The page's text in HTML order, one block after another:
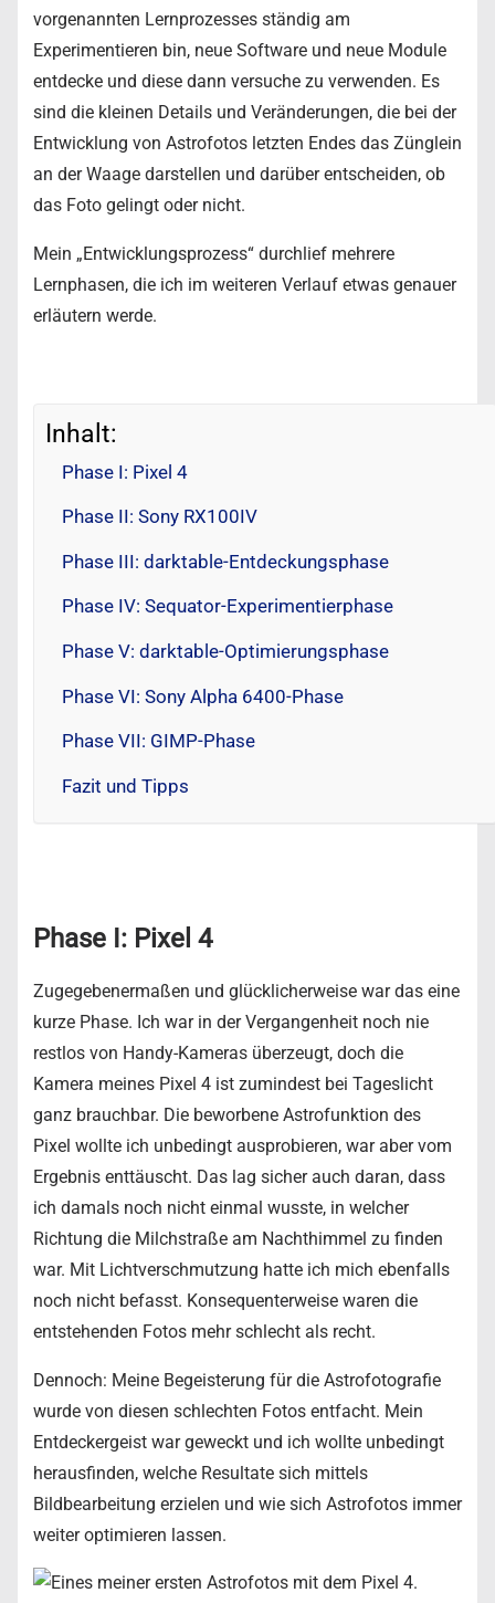
vorgenannten Lernprozesses ständig am
Experimentieren bin, neue Software und neue Module
entdecke und diese dann versuche zu verwenden. Es
sind die kleinen Details und Veränderungen, die bei der
Entwicklung von Astrofotos letzten Endes das Zünglein
an der Waage darstellen und darüber entscheiden, ob
das Foto gelingt oder nicht.
Mein „Entwicklungsprozess“ durchlief mehrere
Lernphasen, die ich im weiteren Verlauf etwas genauer
erläutern werde.
Inhalt:
Phase I: Pixel 4
Phase II: Sony RX100IV
Phase III: darktable-Entdeckungsphase
Phase IV: Sequator-Experimentierphase
Phase V: darktable-Optimierungsphase
Phase VI: Sony Alpha 6400-Phase
Phase VII: GIMP-Phase
Fazit und Tipps
Phase I: Pixel 4
Zugegebenermaßen und glücklicherweise war das eine
kurze Phase. Ich war in der Vergangenheit noch nie
restlos von Handy-Kameras überzeugt, doch die
Kamera meines Pixel 4 ist zumindest bei Tageslicht
ganz brauchbar. Die beworbene Astrofunktion des
Pixel wollte ich unbedingt ausprobieren, war aber vom
Ergebnis enttäuscht. Das lag sicher auch daran, dass
ich damals noch nicht einmal wusste, in welcher
Richtung die Milchstraße am Nachthimmel zu finden
war. Mit Lichtverschmutzung hatte ich mich ebenfalls
noch nicht befasst. Konsequenterweise waren die
entstehenden Fotos mehr schlecht als recht.
Dennoch: Meine Begeisterung für die Astrofotografie
wurde von diesen schlechten Fotos entfacht. Mein
Entdeckergeist war geweckt und ich wollte unbedingt
herausfinden, welche Resultate sich mittels
Bildbearbeitung erzielen und wie sich Astrofotos immer
weiter optimieren lassen.